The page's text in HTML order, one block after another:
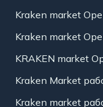
Kraken market
Kraken market
KRAKEN market
Kraken Market
Kraken market